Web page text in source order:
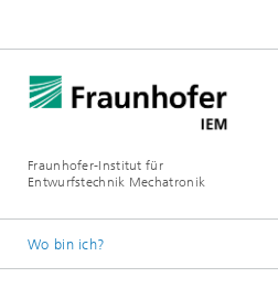
Fraunhofer-Institut für
Entwurfstechnik Mechatronik
Wo bin ich?